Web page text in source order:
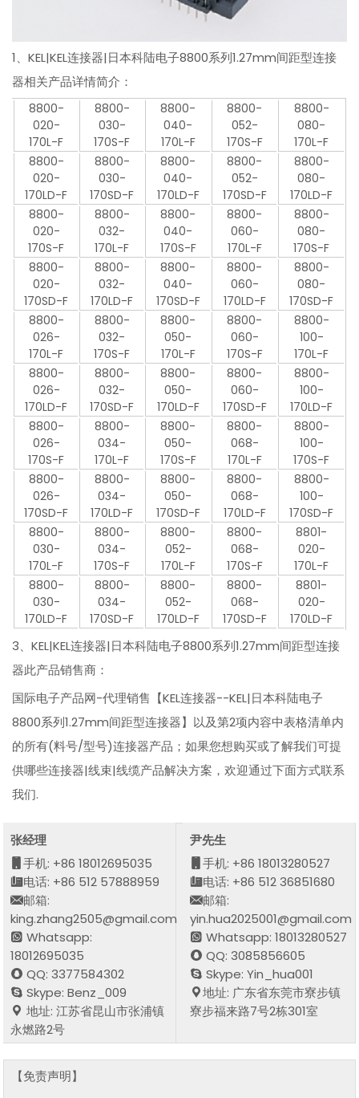
1、KEL|KEL连接器|日本科陆电子8800系列1.27mm间距型连接
器相关产品详情简介：
8800-
020-
170L-F
8800-
030-
170S-F
8800-
040-
170L-F
8800-
052-
170S-F
8800-
080-
170L-F
8800-
020-
170LD-F
8800-
030-
170SD-F
8800-
040-
170LD-F
8800-
052-
170SD-F
8800-
080-
170LD-F
8800-
020-
170S-F
8800-
032-
170L-F
8800-
040-
170S-F
8800-
060-
170L-F
8800-
080-
170S-F
8800-
020-
170SD-F
8800-
032-
170LD-F
8800-
040-
170SD-F
8800-
060-
170LD-F
8800-
080-
170SD-F
8800-
026-
170L-F
8800-
032-
170S-F
8800-
050-
170L-F
8800-
060-
170S-F
8800-
100-
170L-F
8800-
026-
170LD-F
8800-
032-
170SD-F
8800-
050-
170LD-F
8800-
060-
170SD-F
8800-
100-
170LD-F
8800-
026-
170S-F
8800-
034-
170L-F
8800-
050-
170S-F
8800-
068-
170L-F
8800-
100-
170S-F
8800-
026-
170SD-F
8800-
034-
170LD-F
8800-
050-
170SD-F
8800-
068-
170LD-F
8800-
100-
170SD-F
8800-
030-
170L-F
8800-
034-
170S-F
8800-
052-
170L-F
8800-
068-
170S-F
8801-
020-
170L-F
8800-
030-
170LD-F
8800-
034-
170SD-F
8800-
052-
170LD-F
8800-
068-
170SD-F
8801-
020-
170LD-F
3、KEL|KEL连接器|日本科陆电子8800系列1.27mm间距型连接
器此产品销售商：
国际电子产品网-代理销售【KEL连接器--KEL|日本科陆电子
8800系列1.27mm间距型连接器】以及第2项内容中表格清单内
的所有(料号/型号)连接器产品；如果您想购买或了解我们可提
供哪些连接器|线束|线缆产品解决方案，欢迎通过下面方式联系
我们.
张经理
手机: +86 18012695035
电话: +86 512 57888959
邮箱:
king.zhang2505@gmail.com
Whatsapp:
18012695035
QQ: 3377584302
Skype: Benz_009
地址: 江苏省昆山市张浦镇
永燃路2号
尹先生
手机: +86 18013280527
电话: +86 512 36851680
邮箱:
yin.hua2025001@gmail.com
Whatsapp: 18013280527
QQ: 3085856605
Skype: Yin_hua001
地址: 广东省东莞市寮步镇
寮步福来路7号2栋301室
【免责声明】